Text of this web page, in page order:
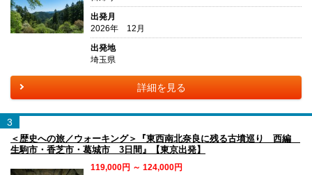
出発月
2026年 12月
出発地
埼玉県
詳細を見る
3
＜歴史への旅／ウォーキング＞『東西南北奈良に残る古墳巡り 西編
生駒市・香芝市・葛城市 3日間』【東京出発】
119,000円 ～ 124,000円